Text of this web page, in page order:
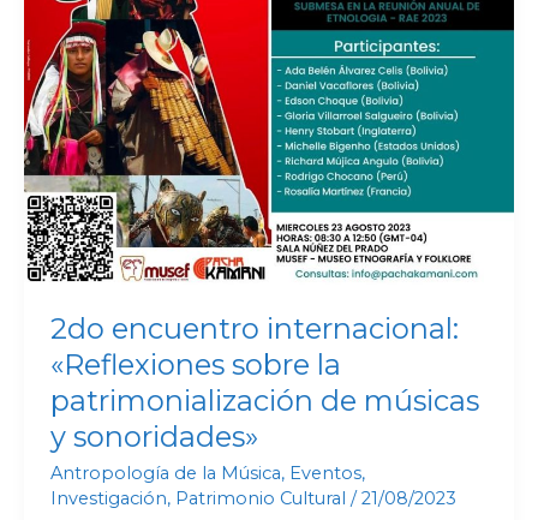
2do encuentro internacional:
«Reflexiones sobre la
patrimonialización de músicas
y sonoridades»
Antropología de la Música, Eventos,
Investigación, Patrimonio Cultural /21/08/2023
sobre
la
patrimonialización
de
músicas
y
sonoridades»